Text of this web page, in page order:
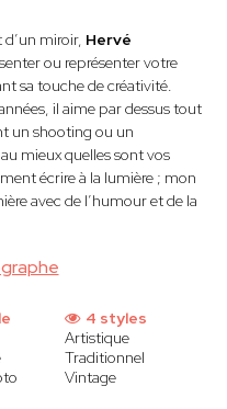
miroir, Hervé
ou représenter votre
sa touche de créativité.
il aime par dessus tout
un shooting ou un
mieux quelles sont vos
écrire à la lumière ; mon
avec de l’humour et de la
4 styles
Artistique
Traditionnel
Vintage